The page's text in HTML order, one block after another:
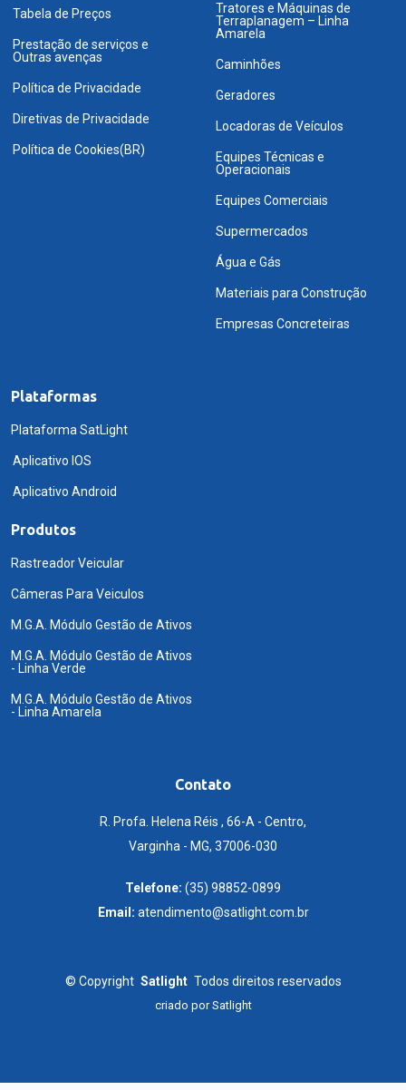
Tabela de Preços
Prestação de serviços e
Outras avenças
Política de Privacidade
Diretivas de Privacidade
Política de Cookies(BR)
Tratores e Máquinas de
Terraplanagem – Linha
Amarela
Caminhões
Geradores
Locadoras de Veículos
Equipes Técnicas e
Operacionais
Equipes Comerciais
Supermercados
Água e Gás
Materiais para Construção
Empresas Concreteiras
Plataformas
Plataforma SatLight
Aplicativo IOS
Aplicativo Android
Produtos
Rastreador Veicular
Câmeras Para Veiculos
M.G.A. Módulo Gestão de Ativos
M.G.A. Módulo Gestão de Ativos
- Linha Verde
M.G.A. Módulo Gestão de Ativos
- Linha Amarela
Contato
R. Profa. Helena Réis , 66-A - Centro,
Varginha - MG, 37006-030
Telefone: (35) 98852-0899
Email: atendimento@satlight.com.br
© Copyright Satlight Todos direitos reservados
criado porSatlight